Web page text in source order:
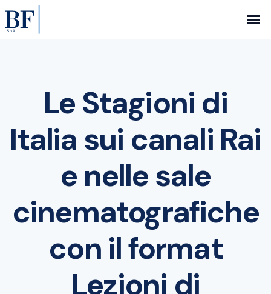
Le Stagioni di
Italia sui canali Rai
e nelle sale
cinematografiche
con il format
Lezioni di